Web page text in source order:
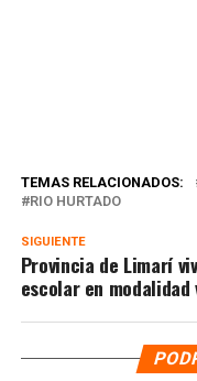
TEMAS RELACIONADOS:
RIO HURTADO
SIGUIENTE
Provincia de Limarí
escolar en